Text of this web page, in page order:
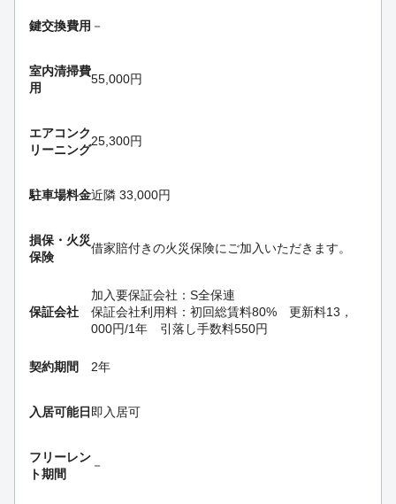
鍵交換費用 －
室内清掃費
用
55,000円
エアコンク
リーニング
25,300円
駐車場料金近隣 33,000円
損保・ 火災
保険
借家賠付きの火災保険にご加入いただきます。
保証会社
加入要保証会社：S全保連
保証会社利用料：初回総賃料80% 更新料13，
000円/1年 引落し手数料550円
契約期間 2年
入居可能日 即入居可
フリーレン
ト期間
－